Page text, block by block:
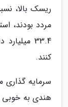
ریسک بالا،
مردد بودند،
33.4
کنند.
سرمایه
هندی به خوبی